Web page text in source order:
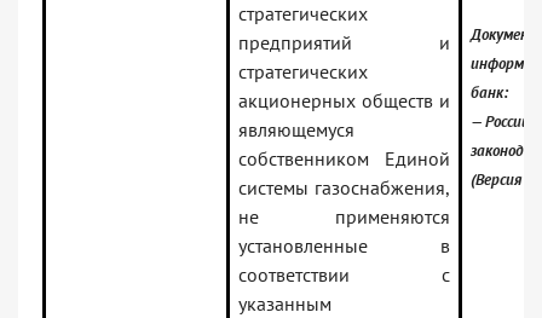
стратегических
предприятий и
стратегических
акционерных обществ и
являющемуся
собственником Единой
системы газоснабжения,
не применяются
установленные в
соответствии с
указанным
банк:
—
(Версия